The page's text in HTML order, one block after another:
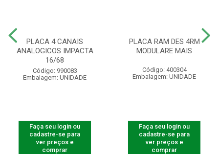
PLACA 4 CANAIS
ANALOGICOS IMPACTA
16/68
Código: 990083
Embalagem: UNIDADE
Faça seu login ou
cadastre-se para
ver preços e
comprar
PLACA RAM DES 4RM
MODULARE MAIS
Código: 400304
Embalagem: UNIDADE
Faça seu login ou
cadastre-se para
ver preços e
comprar